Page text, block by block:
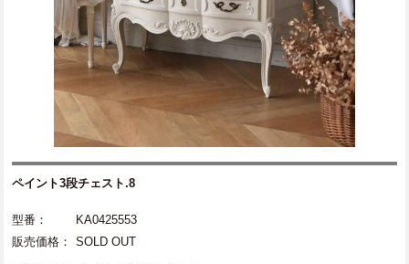
ペイント3段チェスト.8
型番：
KA0425553
販売価格：
SOLD OUT